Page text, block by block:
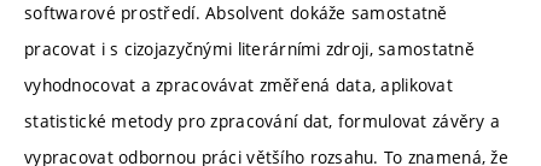
softwarové prostředí. Absolvent dokáže samostatně
pracovat i s cizojazyčnými literárními zdroji, samostatně
vyhodnocovat a zpracovávat změřená data, aplikovat
statistické metody pro zpracování dat, formulovat závěry a
vypracovat odbornou práci většího rozsahu. To znamená, že